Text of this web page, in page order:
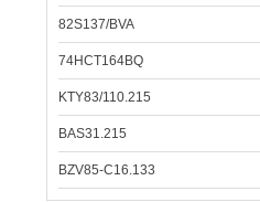
82S137/BVA
74HCT164BQ
KTY83/110.215
BAS31.215
BZV85-C16.133